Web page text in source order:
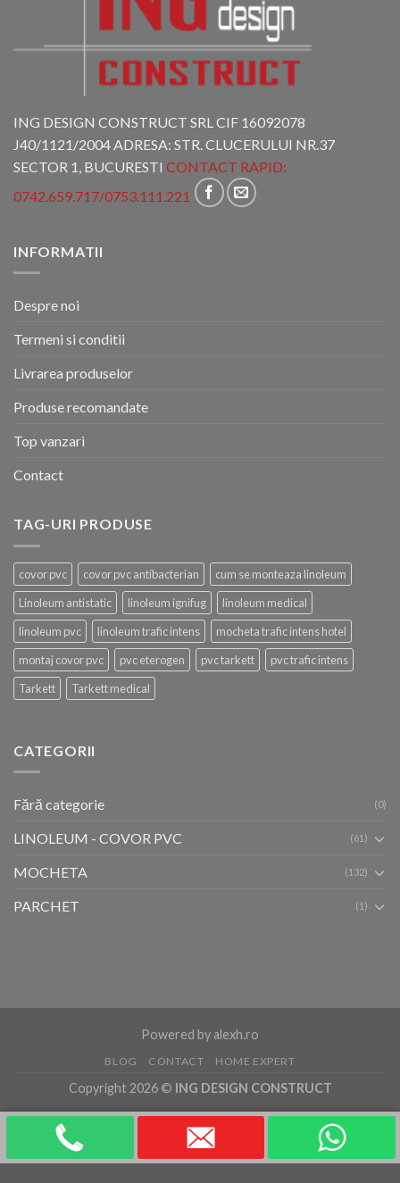
ING DESIGN CONSTRUCT SRL CIF 16092078
J40/1121/2004 ADRESA: STR. CLUCERULUI NR.37
SECTOR 1, BUCURESTI CONTACT RAPID:
0742.659.717/0753.111.221
INFORMATII
Despre noi
Termeni si conditii
Livrarea produselor
Produse recomandate
Top vanzari
Contact
TAG-URI PRODUSE
covor pvc covor pvc antibacterian
cum se monteaza linoleum
Linoleum antistatic
linoleum ignifug
linoleum medical
linoleum pvc
linoleum trafic intens
mocheta trafic intens hotel
montaj covor pvc
pvc eterogen pvc tarkett
pvc trafic intens
Tarkett
Tarkett medical
CATEGORII
Fără categorie (0)
LINOLEUM - COVOR PVC (61)
MOCHETA (132)
PARCHET (1)
Powered by alexh.ro
BLOG CONTACT HOME EXPERT
Copyright 2026 © ING DESIGN CONSTRUCT